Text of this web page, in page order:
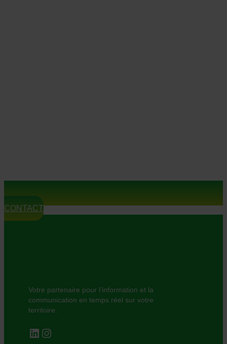
CONTACT
Votre partenaire pour l’information et la
communication en temps réel sur votre
territoire.
LinkedIn Instagram